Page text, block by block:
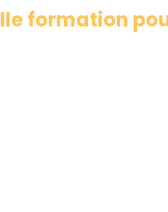
formation